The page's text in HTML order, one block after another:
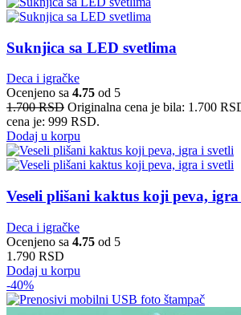
Suknjica sa LED svetlima
Deca i igračke
Ocenjeno sa 4.75 od 5
1.700RSD Originalna cena je bila: 1.700
cena je: 999 RSD.
Dodaj u korpu
Veseli plišani kaktus koji peva, igra
Deca i igračke
Ocenjeno sa 4.75 od 5
1.790 RSD
Dodaj u korpu
-40%